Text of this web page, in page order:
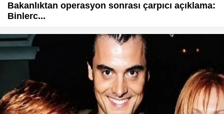
Bakanlıktan operasyon sonrası çarpıcı açıklama:
Binlerc...